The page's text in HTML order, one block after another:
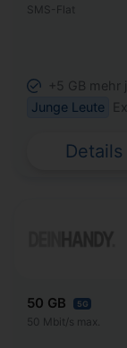
SMS-Flat
+5 GB
Junge Leute
Details
50 GB 5G
50 Mbit/s max.